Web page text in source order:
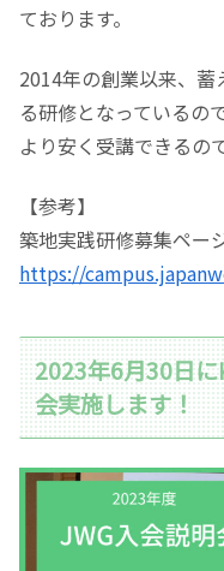
ております。
2014年の創業以来、
る研修となっているの
より安く受講できるの
【参考】
築地実践研修募集ペー
https://
2023年6月30日
会実施します！